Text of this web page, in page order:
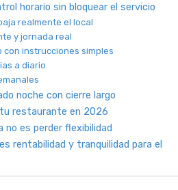
horario sin bloquear el servicio
realmente el local
y jornada real
con instrucciones simples
a diario
noche con cierre largo
restaurante en 2026
no es perder flexibilidad
rentabilidad y tranquilidad para el